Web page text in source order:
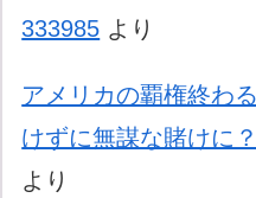
333985 より
アメリカの覇権終わ
けずに無謀な賭けに？
より